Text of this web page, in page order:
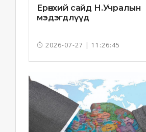
Ерөнхий сайд Н.Учралын
мэдэгдлүүд
2026-07-27 | 11:26:45